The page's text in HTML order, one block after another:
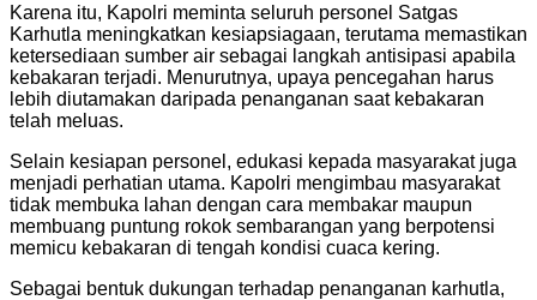
Karena itu, Kapolri meminta seluruh personel Satgas
Karhutla meningkatkan kesiapsiagaan, terutama memastikan
ketersediaan sumber air sebagai langkah antisipasi apabila
kebakaran terjadi. Menurutnya, upaya pencegahan harus
lebih diutamakan daripada penanganan saat kebakaran
telah meluas.
Selain kesiapan personel, edukasi kepada masyarakat juga
menjadi perhatian utama. Kapolri mengimbau masyarakat
tidak membuka lahan dengan cara membakar maupun
membuang puntung rokok sembarangan yang berpotensi
memicu kebakaran di tengah kondisi cuaca kering.
Sebagai bentuk dukungan terhadap penanganan karhutla,